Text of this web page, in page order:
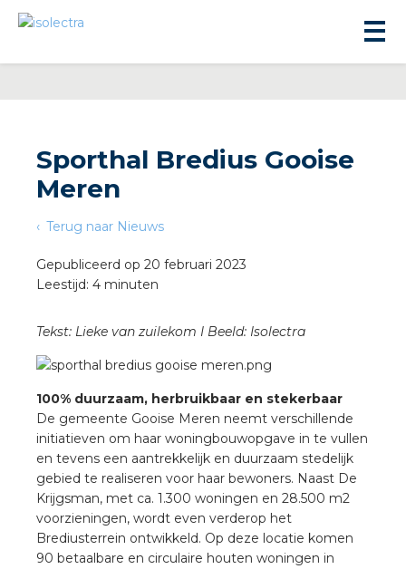
Sporthal Bredius Gooise
Meren
Terug naar Nieuws
Gepubliceerd op 20 februari 2023
Leestijd: 4 minuten
Tekst: Lieke van zuilekom I Beeld: Isolectra
100% duurzaam, herbruikbaar en stekerbaar
De gemeente Gooise Meren neemt verschillende
initiatieven om haar woningbouwopgave in te vullen
en tevens een aantrekkelijk en duurzaam stedelijk
gebied te realiseren voor haar bewoners. Naast De
Krijgsman, met ca. 1.300 woningen en 28.500 m2
voorzieningen, wordt even verderop het
Brediusterrein ontwikkeld. Op deze locatie komen
90 betaalbare en circulaire houten woningen in
installeren
installeren